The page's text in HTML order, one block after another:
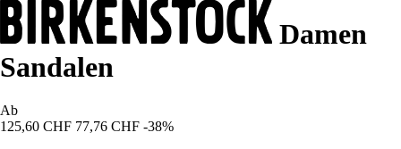
Damen
Sandalen
Ab
125,60 CHF 77,76 CHF -38%